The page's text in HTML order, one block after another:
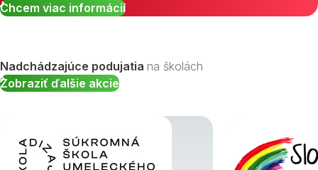
Chcem viac informácií
Nadchádzajúce podujatia na školách
Zobraziť ďalšie akcie